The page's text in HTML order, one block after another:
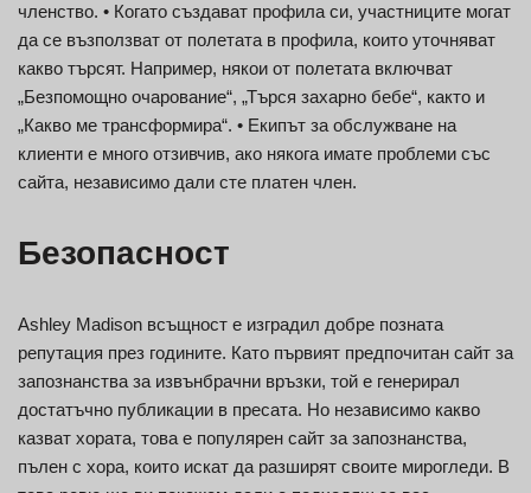
членство. • Когато създават профила си, участниците могат
да се възползват от полетата в профила, които уточняват
какво търсят. Например, някои от полетата включват
„Безпомощно очарование“, „Търся захарно бебе“, както и
„Какво ме трансформира“. • Екипът за обслужване на
клиенти е много отзивчив, ако някога имате проблеми със
сайта, независимо дали сте платен член.
Безопасност
Ashley Madison всъщност е изградил добре позната
репутация през годините. Като първият предпочитан сайт за
запознанства за извънбрачни връзки, той е генерирал
достатъчно публикации в пресата. Но независимо какво
казват хората, това е популярен сайт за запознанства,
пълен с хора, които искат да разширят своите мирогледи. В